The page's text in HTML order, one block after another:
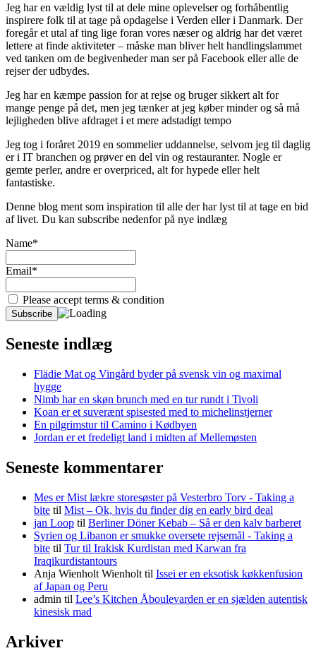
Jeg har en vældig lyst til at dele mine oplevelser og forhåbentlig
inspirere folk til at tage på opdagelse i Verden eller i Danmark. Der
foregår et utal af ting lige foran vores næser og aldrig har det været
lettere at finde aktiviteter – måske man bliver helt handlingslammet
ved tanken om de begivenheder man ser på Facebook eller alle de
rejser der udbydes.
Jeg har en kæmpe passion for at rejse og bruger sikkert alt for
mange penge på det, men jeg tænker at jeg køber minder og så må
lejligheden blive afdraget i et mere adstadigt tempo
Jeg tog i foråret 2019 en sommelier uddannelse, selvom jeg til daglig
er i IT branchen og prøver en del vin og restauranter. Nogle er
gemte perler, andre er overpriced, alt for hypede eller helt
fantastiske.
Denne blog ment som inspiration til alle der har lyst til at tage en bid
af livet. Du kan subscribe nedenfor på nye indlæg
Name*
Email*
Please accept terms & condition
Seneste indlæg
Flädie Mat og Vingård byder på svensk vin og maximal
hygge
Nimb har en skøn brunch med en tur rundt i Tivoli
Koan er et suverænt spisested med to michelinstjerner
En pilgrimstur til Camino i Kødbyen
Jordan er et fredeligt land i midten af Mellemøsten
Seneste kommentarer
Mes er Mist lækre storesøster på Vesterbro Torv - Taking a
bite til Mist – Ok, hvis du finder dig en early bird deal
jan Loop til Berliner Döner Kebab – Så er den kalv barberet
Syrien og Libanon er smukke oversete rejsemål - Taking a
bite til Tur til Irakisk Kurdistan med Karwan fra
Iraqikurdistantours
Anja Wienholt Wienholt til Issei er en eksotisk køkkenfusion
af Japan og Peru
admin til Lee’s Kitchen Åboulevarden er en sjælden autentisk
kinesisk mad
Arkiver